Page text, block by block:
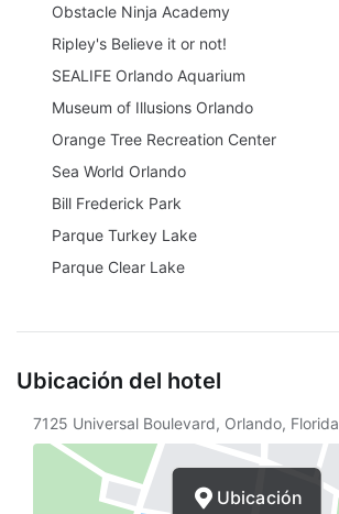
Obstacle Ninja Academy
Ripley's Believe it or not!
SEALIFE Orlando Aquarium
Museum of Illusions Orlando
Orange Tree Recreation Center
Sea World Orlando
Bill Frederick Park
Parque Turkey Lake
Parque Clear Lake
Ubicación del hotel
7125 Universal Boulevard, Orlando, Florida
Ubicación